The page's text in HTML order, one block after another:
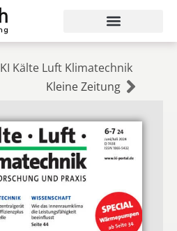
KI Kälte Luft Klimatechnik
Kleine Zeitung